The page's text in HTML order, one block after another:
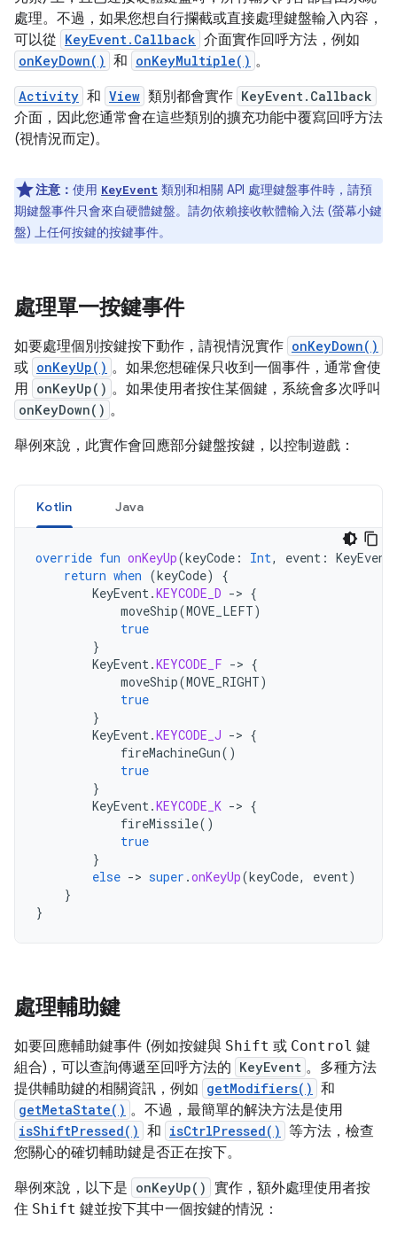
處理。不過，如果您想自行攔截或直接處理鍵盤輸入內容，
可以從 KeyEvent.Callback 介面實作回呼方法，例如
onKeyDown() 和 onKeyMultiple() 。
Activity 和 View 類別都會實作 KeyEvent.Callback
介面，因此您通常會在這些類別的擴充功能中覆寫回呼方法
(視情況而定)。
注意： 使用 KeyEvent 類別和相關 API 處理鍵盤事件時，請預
期鍵盤事件只會來自硬體鍵盤。請勿依賴接收軟體輸入法 (螢幕小鍵
盤) 上任何按鍵的按鍵事件。
處理單一按鍵事件
如要處理個別按鍵按下動作，請視情況實作 onKeyDown()
或 onKeyUp() 。如果您想確保只收到一個事件，通常會使
用 onKeyUp() 。如果使用者按住某個鍵，系統會多次呼叫
onKeyDown() 。
舉例來說，此實作會回應部分鍵盤按鍵，以控制遊戲：
Kotlin Java
override fun onKeyUp(keyCode : Int, event : KeyEvent
return when (keyCode)
{
KeyEvent.KEYCODE_D -> {
moveShip(MOVE_LEFT)
true
}
KeyEvent.KEYCODE_F -> {
moveShip(MOVE_RIGHT)
true
}
KeyEvent.KEYCODE_J -> {
fireMachineGun()
true
}
KeyEvent.KEYCODE_K -> {
fireMissile()
true
}
else -> super .onKeyUp(keyCode, event)
}
}
處理輔助鍵
如要回應輔助鍵事件 (例如按鍵與 Shift 或 Control 鍵
組合)，可以查詢傳遞至回呼方法的 KeyEvent 。多種方法
提供輔助鍵的相關資訊，例如 getModifiers() 和
getMetaState() 。不過，最簡單的解決方法是使用
isShiftPressed() 和 isCtrlPressed() 等方法，檢查
您關心的確切輔助鍵是否正在按下。
舉例來說，以下是 onKeyUp() 實作，額外處理使用者按
住 Shift 鍵並按下其中一個按鍵的情況：